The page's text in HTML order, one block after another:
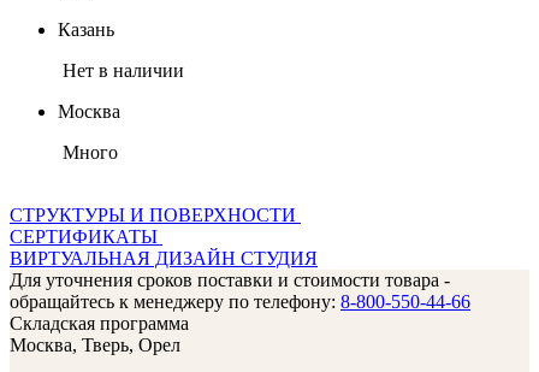
Казань
Нет в наличии
Москва
Много
СТРУКТУРЫ И ПОВЕРХНОСТИ
СЕРТИФИКАТЫ
ВИРТУАЛЬНАЯ ДИЗАЙН СТУДИЯ
Для уточнения сроков поставки и стоимости товара -
обращайтесь к менеджеру по телефону: 8-800-550-44-66
Складская программа
Москва, Тверь, Орел